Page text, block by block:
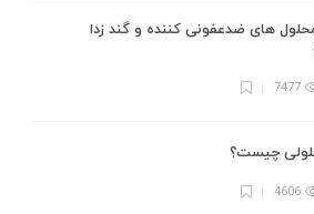
های ضدعفونی کننده و گند زدا
7477
چیست؟
4606